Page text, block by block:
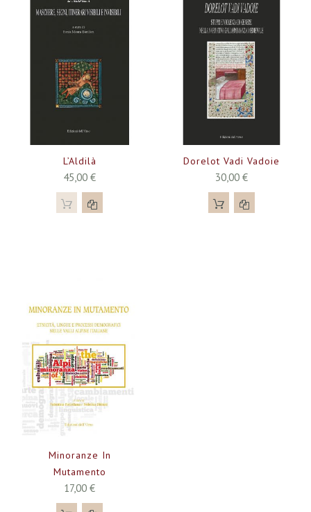
L’Aldilà
45,00 €
Dorelot Vadi Vadoie
30,00 €
Minoranze In
Mutamento
17,00 €